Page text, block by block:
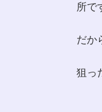
所で
だか
狙っ